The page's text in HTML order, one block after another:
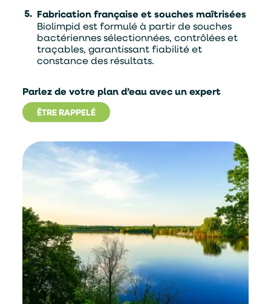
Fabrication française et souches maîtrisées
Biolimpid est formulé à partir de souches
bactériennes sélectionnées, contrôlées et
traçables, garantissant fiabilité et
constance des résultats.
Parlez de votre plan d’eau avec un expert
ÊTRE RAPPELÉ